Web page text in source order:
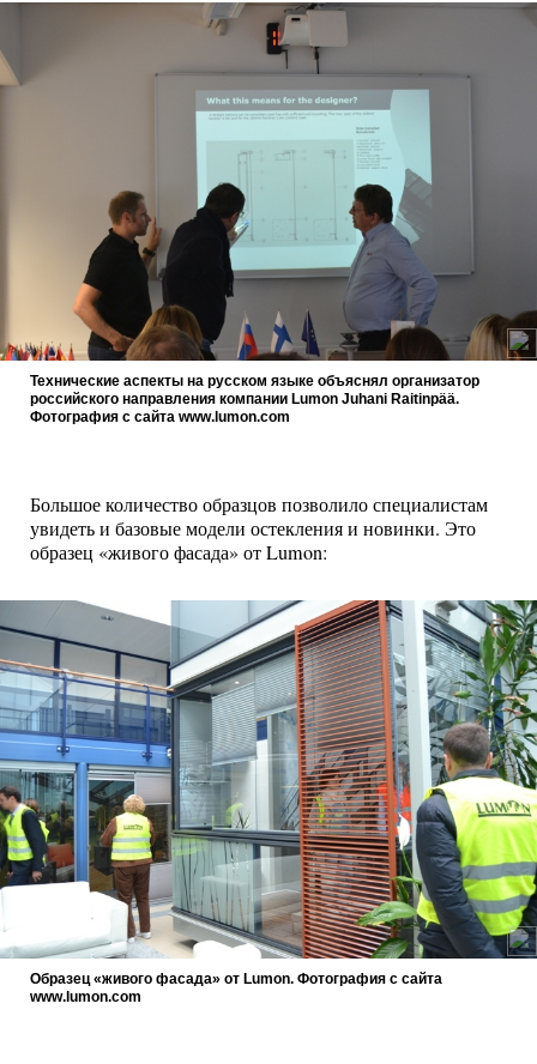
Технические аспекты на русском языке объяснял организатор
российского направления компании Lumon Juhani Raitinpää.
Фотография с сайта www.lumon.com
Большое количество образцов позволило специалистам
увидеть и базовые модели остекления и новинки. Это
образец «живого фасада» от Lumon:
Образец «живого фасада» от Lumon. Фотография с сайта
www.lumon.com